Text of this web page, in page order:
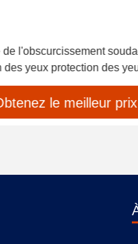
de l'obscurcissement
des yeux protection des
sécurité soudage
le meilleur prix